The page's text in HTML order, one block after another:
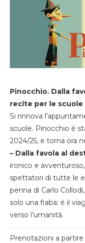
Pinocchio. Dalla
recite per le scuole
Si rinnova
scuole. Pinocchio è
2024/25, e torna ora
– Dalla favola al
ironico e
spettatori di tutte le
penna di Carlo
solo una fiaba: è il
verso l’umanità.
Prenotazioni a